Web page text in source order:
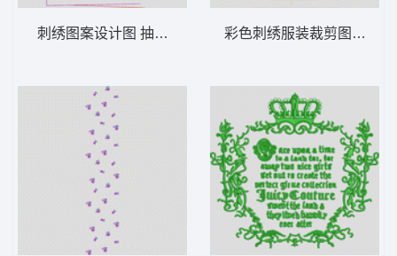
刺绣图案设计图 抽象条 彩色刺绣服装裁剪图 十字